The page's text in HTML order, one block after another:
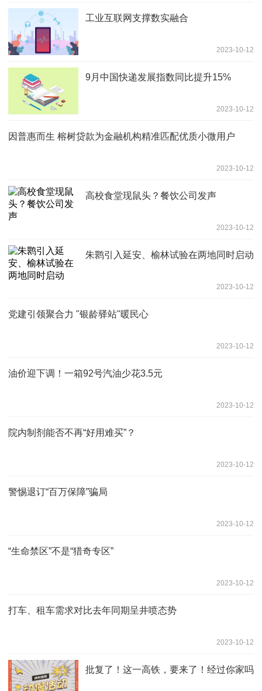
工业互联网支撑数实融合
2023-10-12
9月中国快递发展指数同比提升15%
2023-10-12
因普惠而生 榕树贷款为金融机构精准匹配优质小微用户
2023-10-12
高校食堂现鼠头？餐饮公司发声
2023-10-12
朱鹮引入延安、榆林试验在两地同时启动
2023-10-12
党建引领聚合力 "银龄驿站"暖民心
2023-10-12
油价迎下调！一箱92号汽油少花3.5元
2023-10-12
院内制剂能否不再“好用难买”？
2023-10-12
警惕退订“百万保障”骗局
2023-10-12
“生命禁区”不是“猎奇专区”
2023-10-12
打车、租车需求对比去年同期呈井喷态势
2023-10-12
批复了！这一高铁，要来了！经过你家吗